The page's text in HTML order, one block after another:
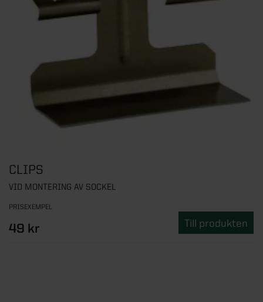
CLIPS
VID MONTERING AV SOCKEL
PRISEXEMPEL
49 kr Till produkten